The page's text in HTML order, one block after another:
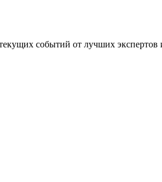
событий от лучших экспертов